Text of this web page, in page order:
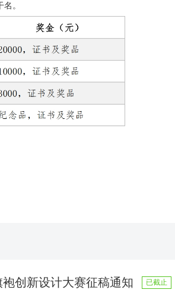
。
创新设计大赛征稿通知 已截止